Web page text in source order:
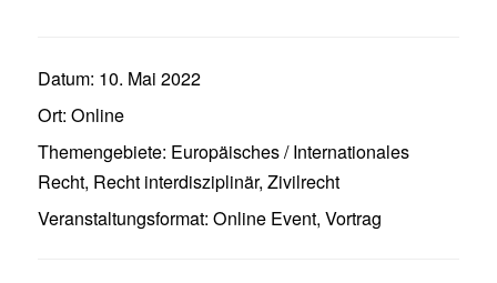
Datum: 10. Mai 2022
Ort: Online
Themengebiete: Europäisches / Internationales
Recht, Recht interdisziplinär, Zivilrecht
Veranstaltungsformat: Online Event, Vortrag